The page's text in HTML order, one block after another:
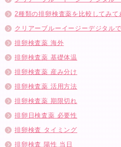
2種類の排卵検査薬を比較してみて
クリアーブルーイージーデジタル
排卵検査薬 海外
排卵検査薬 基礎体温
排卵検査薬 産み分け
排卵検査薬 活用方法
排卵検査薬 期限切れ
排卵日検査薬 必要性
排卵検査 タイミング
排卵検査 陽性 当日